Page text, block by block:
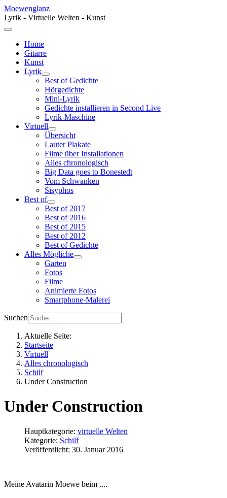
Moewenglanz
Lyrik - Virtuelle Welten - Kunst
Home
Gitarre
Kunst
Lyrik
Best of Gedichte
Hörgedichte
Mini-Lyrik
Gedichte installieren in Second Live
Lyrik-Maschine
Virtuell
Übersicht
Lauter Plakate
Filme über Installationen
Alles chronologisch
Big Data goes to Bonestedt
Vom Schwanken
Sisyphos
Best of
Best of 2017
Best of 2016
Best of 2015
Best of 2012
Best of Gedichte
Alles Mögliche
Garten
Fotos
Filme
Animierte Fotos
Smartphone-Malerei
Suchen
Aktuelle Seite:
Startseite
Virtuell
Alles chronologisch
Schilf
Under Construction
Under Construction
Hauptkategorie: virtuelle Welten
Kategorie: Schilf
Veröffentlicht: 30. Januar 2016
Meine Avatarin Moewe beim ....